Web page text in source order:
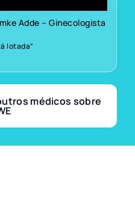
Adde – Ginecologista
lotada”
médicos sobre